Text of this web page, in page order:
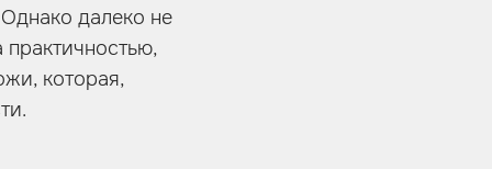
далеко не
которая,